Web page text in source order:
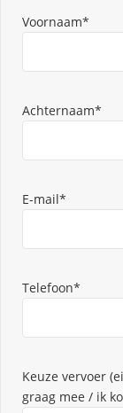
Voornaam*
Achternaam*
E-mail*
Telefoon*
Keuze vervoer
graag mee / ik